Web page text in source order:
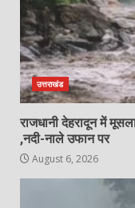
उत्तराखंड
राजधानी देहरादून में
,नदी-नाले उफान पर
August 6, 2026